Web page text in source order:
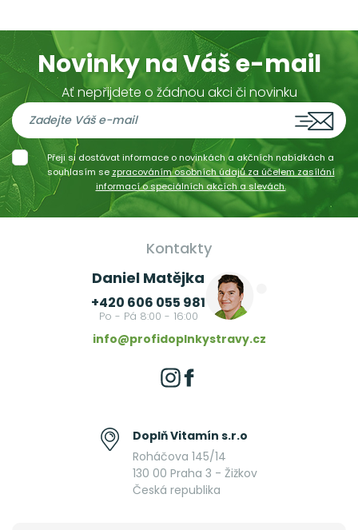
Novinky na Váš e-mail
Ať nepřijdete o žádnou akci či novinku
Přeji si dostávat informace o novinkách a akčních nabídkách a
souhlasím se zpracováním osobních údajů za účelem zasílání
informací o speciálních akcích a slevách.
Kontakty
Daniel Matějka
+420 606 055 981
Po - Pá 8:00 - 16:00
info@profidoplnkystravy.cz
Doplň Vitamín s.r.o
Roháčova 145/14
130 00 Praha 3 - Žižkov
Česká republika